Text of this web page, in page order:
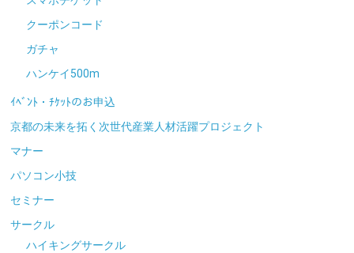
クーポンコード
ガチャ
ハンケイ500m
ｲﾍﾞﾝﾄ・ﾁｹｯﾄのお申込
京都の未来を拓く次世代産業人材活躍プロジェクト
マナー
パソコン小技
セミナー
サークル
ハイキングサークル